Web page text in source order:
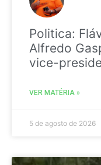
Politica:
Alfredo
vice-
VER MATÉRIA »
5 de agosto de 2026